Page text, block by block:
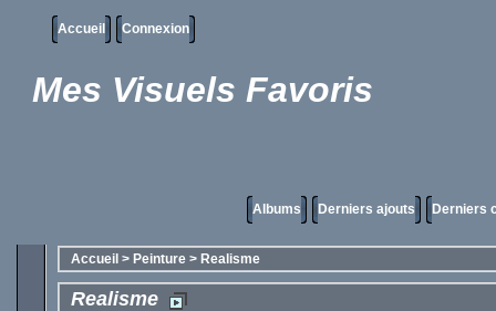
Accueil Connexion
Mes Visuels Favoris
Albums Derniers ajouts Derniers
Accueil > Peinture > Realisme
Realisme